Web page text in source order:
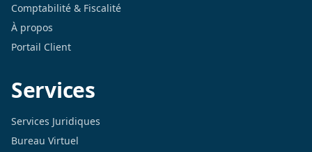
Comptabilité & Fiscalité
À propos
Portail Client
Services
Services Juridiques
Bureau Virtuel